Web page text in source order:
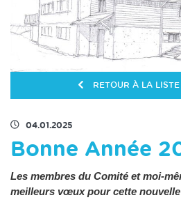
RETOUR À LA
04.01.2025
Bonne Année
Les membres du Comité et moi-
meilleurs vœux pour cette nouvelle